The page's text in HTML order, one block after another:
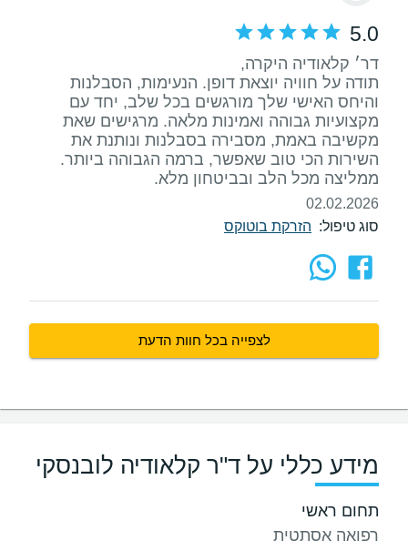
5.0
תודה על חוויה יוצאת דופן. הנעימות, הסבלנות
והיחס האישי שלך מורגשים בכל שלב, יחד עם
מקצועיות גבוהה ואמינות מלאה. מרגישים שאת
מקשיבה באמת, מסבירה בסבלנות ונותנת את
השירות הכי טוב שאפשר, ברמה הגבוהה ביותר.
ממליצה מכל הלב ובביטחון מלא.
02.02.2026
סוג טיפול: הזרקת בוטוקס
לצפייה בכל חוות הדעת
מידע כללי על ד"ר קלאודיה לובנסקי
תחום ראשי
רפואה אסתטית